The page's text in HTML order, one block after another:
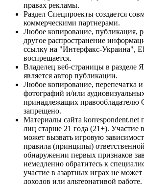
правах рекламы.
Раздел Спецпроекты создается
коммерческими партнерами.
Любое копирование, публикация,
другое распространение
ссылку на "Интерфакс-Украина",
воспрещается.
Владелец веб-страницы в разделе
является автор публикации.
Любое копирование, перепечатка
фотографий и/или
принадлежащих правообладателю
запрещено.
Материалы сайта korrespondent.net
лиц старше 21 года (21+). Участие
может вызвать игровую
правила (принципы)
обнаружении первых признаков
немедленно обратитесь к
участие в азартных играх не
доходов или альтернативой